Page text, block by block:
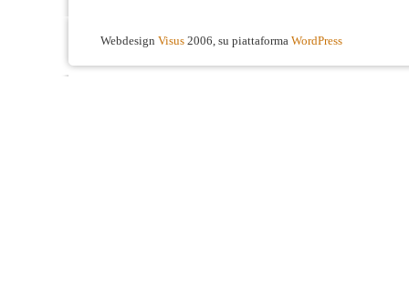
Webdesign Visus 2006, su piattaforma WordPress